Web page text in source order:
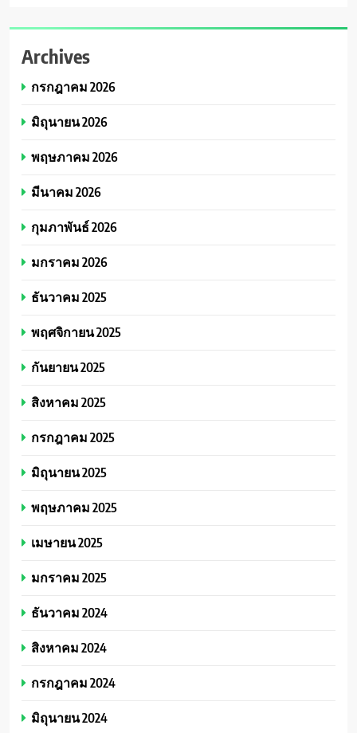
Archives
กรกฎาคม 2026
มิถุนายน 2026
พฤษภาคม 2026
มีนาคม 2026
กุมภาพันธ์ 2026
มกราคม 2026
ธันวาคม 2025
พฤศจิกายน 2025
กันยายน 2025
สิงหาคม 2025
กรกฎาคม 2025
มิถุนายน 2025
พฤษภาคม 2025
เมษายน 2025
มกราคม 2025
ธันวาคม 2024
สิงหาคม 2024
กรกฎาคม 2024
มิถุนายน 2024